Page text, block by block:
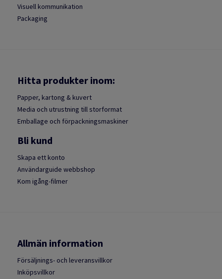
Visuell kommunikation
Packaging
Hitta produkter inom:
Papper, kartong & kuvert
Media och utrustning till storformat
Emballage och förpackningsmaskiner
Bli kund
Skapa ett konto
Användarguide webbshop
Kom igång-filmer
Allmän information
Försäljnings- och leveransvillkor
Inköpsvillkor